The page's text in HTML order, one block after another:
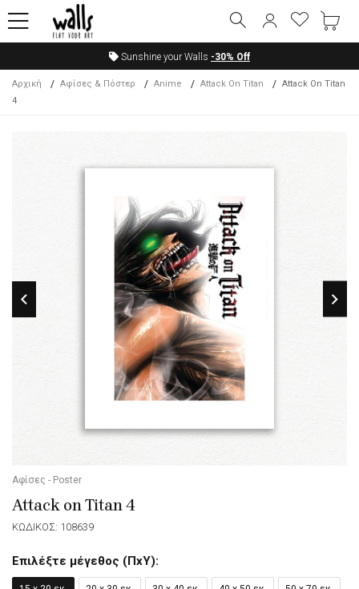
Sunshine your Walls -30% Off
Αρχική Αφίσες & Πόστερ Anime Attack On Titan
Attack On Titan
4
Αφίσες - Poster
Attack on Titan 4
ΚΩΔΙΚΟΣ: 108639
Επιλέξτε μέγεθος (ΠxΥ):